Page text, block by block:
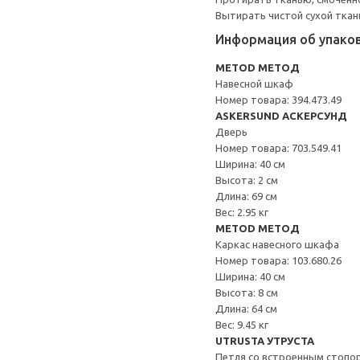
Вытирать чистой сухой
Информация об
METOD МЕТОД
Навесной шкаф
Номер товара: 394.473.49
ASKERSUND АСКЕРСУНД
Дверь
Номер товара: 703.549.41
Ширина: 40 см
Высота: 2 см
Длина: 69 см
Вес: 2.95 кг
METOD МЕТОД
Каркас навесного шкафа
Номер товара: 103.680.26
Ширина: 40 см
Высота: 8 см
Длина: 64 см
Вес: 9.45 кг
UTRUSTA УТРУСТА
Петля со встроенным